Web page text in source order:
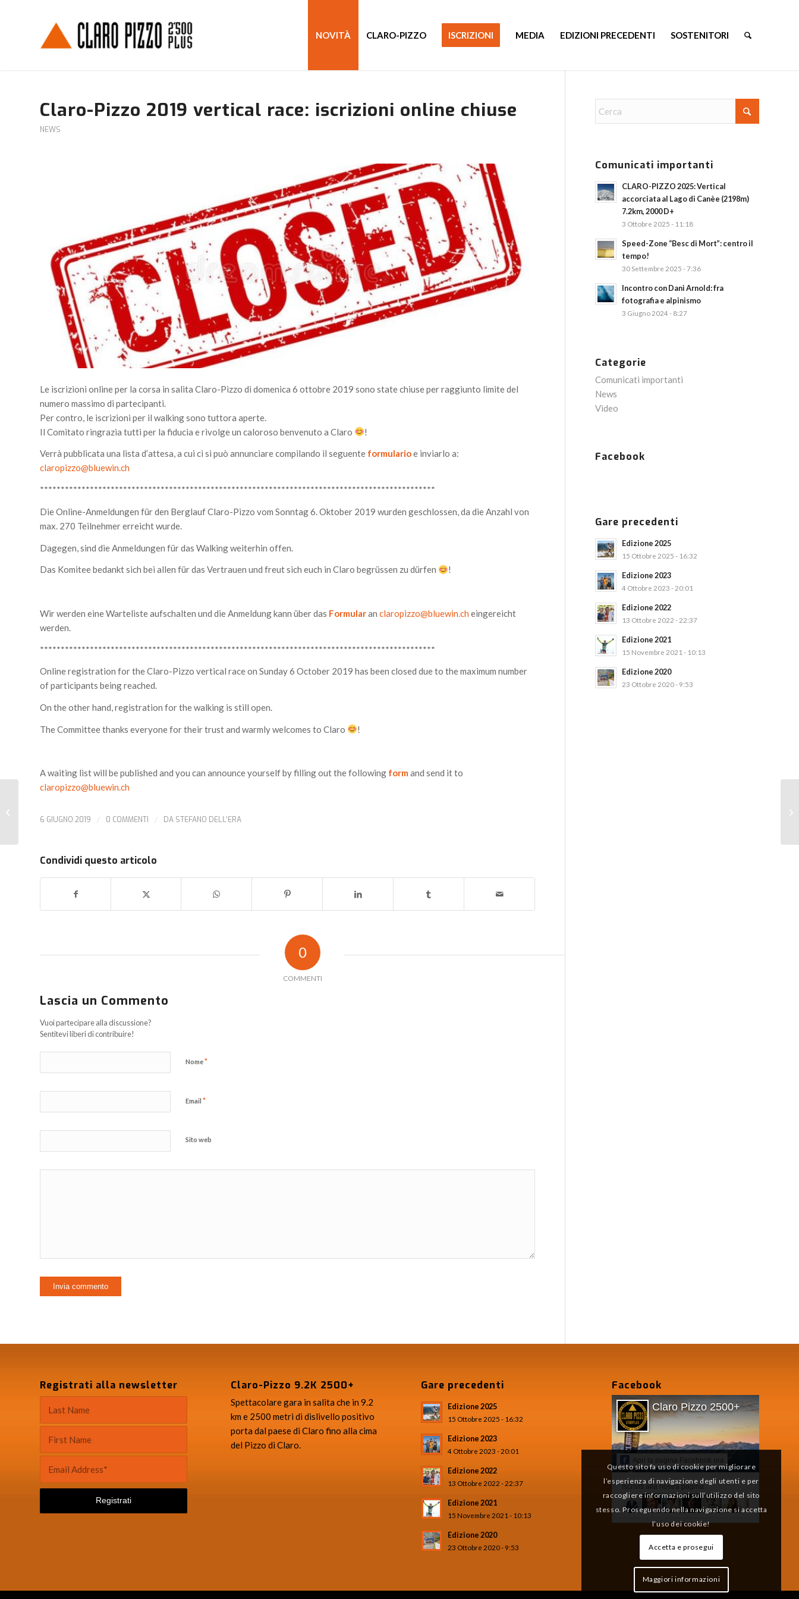
NOVITÀ CLARO-PIZZO ISCRIZIONI MEDIA EDIZIONI PRECEDENTI SOSTENITORI
Claro-Pizzo 2019 vertical race: iscrizioni online chiuse
NEWS
Le iscrizioni online per la corsa in salita Claro-Pizzo di domenica 6 ottobre 2019 sono state chiuse per raggiunto limite del
numero massimo di partecipanti.
Per contro, le iscrizioni per il walking sono tuttora aperte.
Il Comitato ringrazia tutti per la fiducia e rivolge un caloroso benvenuto a Claro
!
Verrà pubblicata una lista d’attesa, a cui ci si può annunciare compilando il seguente formularioe inviarlo a:
claropizzo@bluewin.ch
***********************************************************************************************
Die Online-Anmeldungen für den Berglauf Claro-Pizzo vom Sonntag 6. Oktober 2019 wurden geschlossen, da die Anzahl von
max. 270 Teilnehmer erreicht wurde.
Dagegen, sind die Anmeldungen für das Walking weiterhin offen.
Das Komitee bedankt sich bei allen für das Vertrauen und freut sich euch in Claro begrüssen zu dürfen !
Wir werden eine Warteliste aufschalten und die Anmeldung kann über das Formularan claropizzo@bluewin.ch eingereicht
werden.
***********************************************************************************************
Online registration for the Claro-Pizzo vertical race on Sunday 6 October 2019 has been closed due to the maximum number
of participants being reached.
On the other hand, registration for the walking is still open.
The Committee thanks everyone for their trust and warmly welcomes to Claro !
A waiting list will be published and you can announce yourself by filling out the following form and send it to
claropizzo@bluewin.ch
6 GIUGNO 2019 / 0 COMMENTI / DA STEFANO DELL’ERA
Condividi questo articolo
0
COMMENTI
Lascia un Commento
Vuoi partecipare alla discussione?
Sentitevi liberi di contribuire!
Nome*
Email *
Sito web
Comunicati importanti
CLARO-PIZZO 2025: Vertical
accorciata al Lago di Canèe (2198m)
7.2km, 2000 D+
3 Ottobre 2025 - 11:18
Speed-Zone “Besc di Mort”: centro il
tempo!
30 Settembre 2025 - 7:36
Incontro con Dani Arnold: fra
fotografia e alpinismo
3 Giugno 2024 - 8:27
Categorie
Comunicati importanti
News
Video
Facebook
Gare precedenti
Edizione 2025
15 Ottobre 2025 - 16:32
Edizione 2023
4 Ottobre 2023 - 20:01
Edizione 2022
13 Ottobre 2022 - 22:37
Edizione 2021
15 Novembre 2021 - 10:13
Edizione 2020
23 Ottobre 2020 - 9:53
Registrati alla newsletter Claro-Pizzo 9.2K 2500+
Spettacolare gara in salita che in 9.2
km e 2500 metri di dislivello positivo
porta dal paese di Claro fino alla cima
del Pizzo di Claro.
Gare precedenti
Edizione 2025
15 Ottobre 2025 - 16:32
Edizione 2023
4 Ottobre 2023 - 20:01
Edizione 2022
13 Ottobre 2022 - 22:37
Edizione 2021
15 Novembre 2021 - 10:13
Edizione 2020
23 Ottobre 2020 - 9:53
Facebook
Claro Pizzo 2500+
Apri la pagina Facebook ora
Iscriviti alla nostra pagina
BREAKING NEWS /
Vertical aumentato a
Questo sito fa uso di cookie per migliorare
l’esperienza di navigazione degli utenti e per
raccogliere informazioni sull’utilizzo del sito
stesso. Proseguendo nella navigazione si accetta
l’uso dei cookie!
Accetta e prosegui
Maggiori informazioni